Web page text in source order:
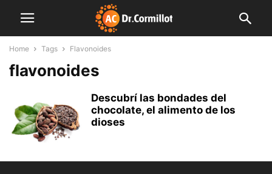
Home Tags Flavonoides
flavonoides
Descubrí las bondades del
chocolate, el alimento de los
dioses